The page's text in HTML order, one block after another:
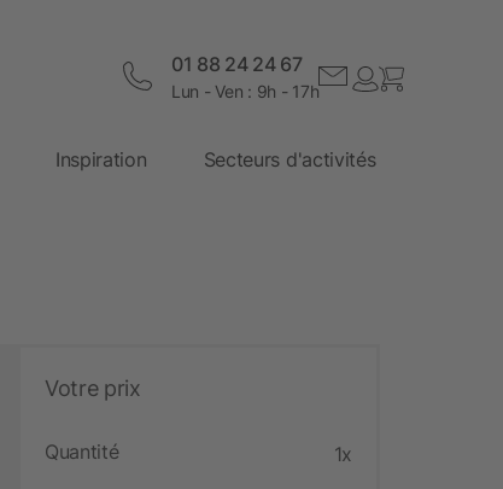
01 88 24 24 67
Lun - Ven : 9h - 17h
Inspiration Secteurs d'activités
Votre prix
Quantité 1x